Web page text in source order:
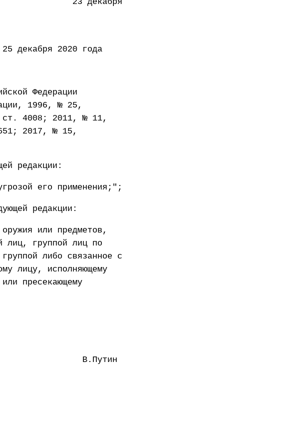
2020 года
Федерации
1996, № 25,
4008; 2011, № 11,
2017, № 15,
редакции:
его применения;";
редакции:
или предметов,
лиц, группой лиц по
либо связанное с
лицу, исполняющему
пресекающему
В.Путин